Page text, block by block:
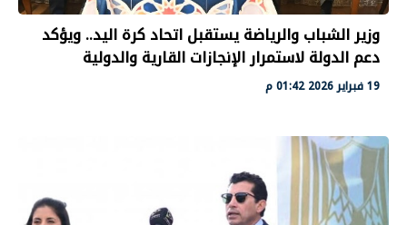
وزير الشباب والرياضة يستقبل اتحاد كرة اليد.. ويؤكد
دعم الدولة لاستمرار الإنجازات القارية والدولية
19 فبراير 2026 01:42 م